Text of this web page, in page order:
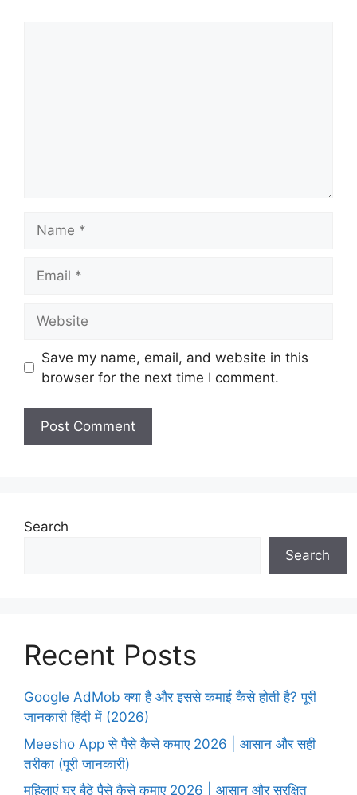
Save my name, email, and website in this
browser for the next time I comment.
Search
Search
Recent Posts
Google AdMob क्या है और इससे कमाई कैसे होती है? पूरी
जानकारी हिंदी में (2026)
Meesho App से पैसे कैसे कमाए 2026 | आसान और सही
तरीका (पूरी जानकारी)
महिलाएं घर बैठे पैसे कैसे कमाए 2026 | आसान और सुरक्षित